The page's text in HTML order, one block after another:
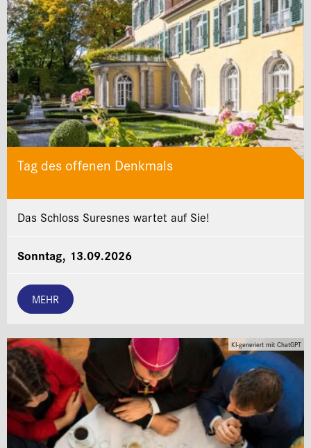
Tag des offenen Denkmals
Das Schloss Suresnes wartet auf Sie!
Sonntag, 13.09.2026
MEHR
KI-generiert mit ChatGPT